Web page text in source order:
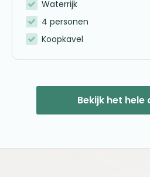
Waterrijk
4 personen
Koopkavel
Bekijk het hele